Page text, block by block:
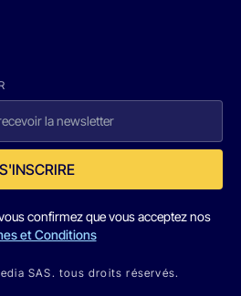
S'INSCRIRE
confirmez que vous acceptez nos
et Conditions
SAS. tous droits réservés.